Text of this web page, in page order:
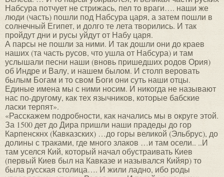
Набсура потчует не стрижась, пел то враги…. наши же
люди (часть) пошли под Набсура царя, а затем пошли в
солнечный Египет, и долго те лета творились. И так
пройдут дни и русы уйдут от Набу царя.
А парсы не пошли за ними. И так дошли они до краев
наших (та часть русов, что ушла от Набсура) и там
услышали песни наши (вновь пришедших родов Ория)
об Индре и Валу, и нашем былом. И столп веровать
былым Богам и то свом Боги они суть наши отцы.
Единые имена мы с ними носим. И никогда не называют
нас по-другому, как тех язычников, которые бабские
ласки терпят».
«Расскажем подробности, как начались мы в округе этой.
За 1500 дет до Дира пришли наши прадеды до гор
Карпенскнх (Кавказских) …до горы великой (Эльбрус), до
долины с траками, где много злаков …и там осели.. ..И
там уселся Кий, который начал обустраивать Киев
(первый Киев был на Кавказе и назывался Кийяр) то
была русская столица…. И жили ладно, ибо роды